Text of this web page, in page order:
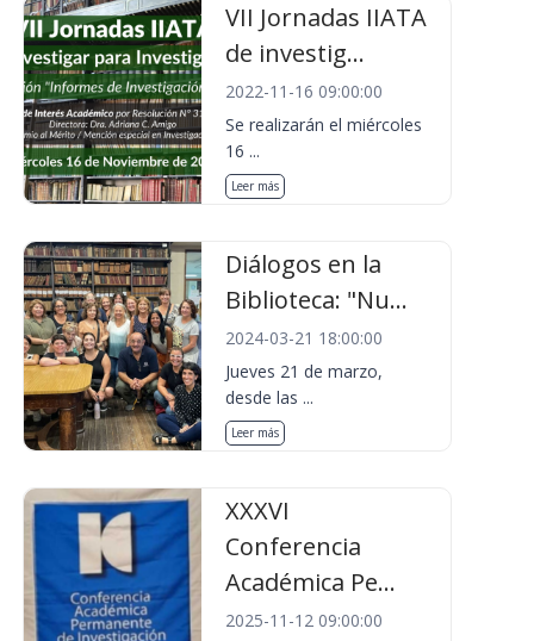
VII Jornadas IIATA
de investig...
2022-11-16 09:00:00
Se realizarán el miércoles
16 ...
Leer más
Diálogos en la
Biblioteca: "Nu...
2024-03-21 18:00:00
Jueves 21 de marzo,
desde las ...
Leer más
XXXVI
Conferencia
Académica Pe...
2025-11-12 09:00:00